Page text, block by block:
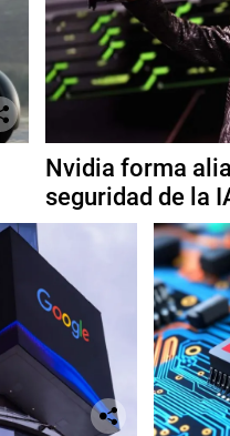
Nvidia forma
seguridad de la